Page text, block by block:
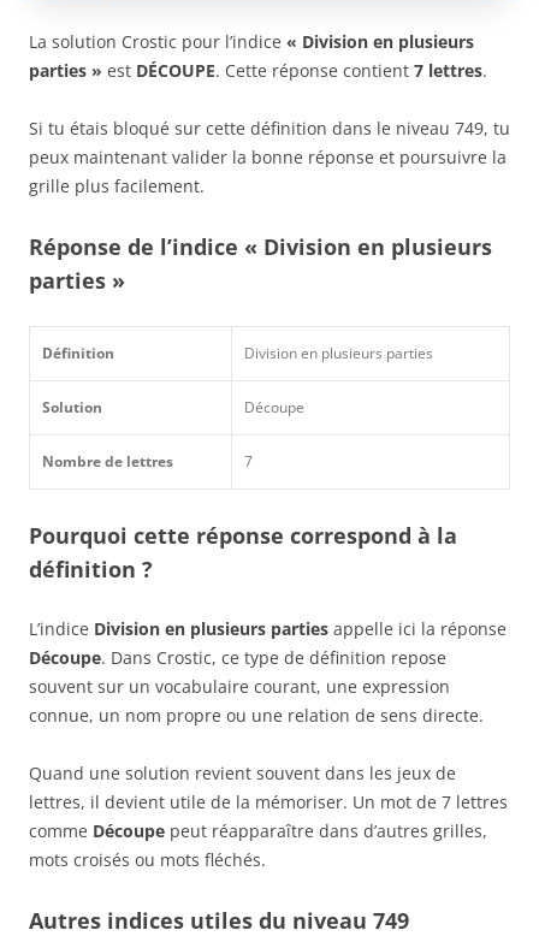
La solution Crostic pour l’indice « Division en plusieurs
parties » est DÉCOUPE. Cette réponse contient 7 lettres.
Si tu étais bloqué sur cette définition dans le niveau 749, tu
peux maintenant valider la bonne réponse et poursuivre la
grille plus facilement.
Réponse de l’indice « Division en plusieurs
parties »
Définition Division en plusieurs parties
Solution Découpe
Nombre de lettres 7
Pourquoi cette réponse correspond à la
définition ?
L’indice Division en plusieurs parties appelle ici la réponse
Découpe. Dans Crostic, ce type de définition repose
souvent sur un vocabulaire courant, une expression
connue, un nom propre ou une relation de sens directe.
Quand une solution revient souvent dans les jeux de
lettres, il devient utile de la mémoriser. Un mot de 7 lettres
comme Découpe peut réapparaître dans d’autres grilles,
mots croisés ou mots fléchés.
Autres indices utiles du niveau 749